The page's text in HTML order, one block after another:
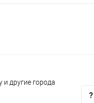
другие города